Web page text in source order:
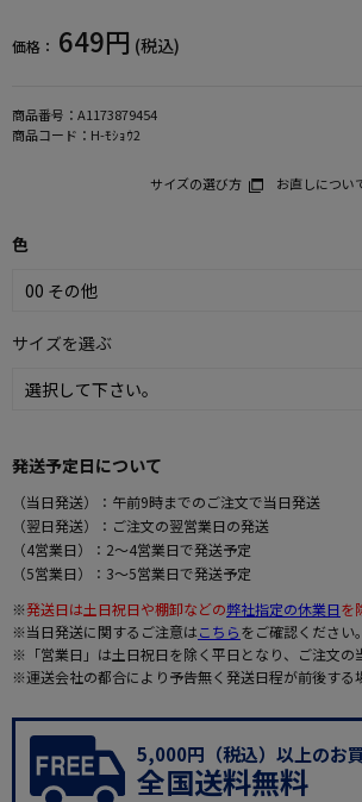
価格： 649円 (税込)
商品番号： A1173879454
商品コード： H-ﾓｼｮｳ2
サイズの選び方 お直しについ
色
サイズを選ぶ
発送予定日について
（当日発送）：午前9時までのご注文で当日発送
（翌日発送）：ご注文の翌営業日の発送
（4営業日）：2～4営業日で発送予定
（5営業日）：3～5営業日で発送予定
※発送日は土日祝日や棚卸などの弊社指定の休業日を
※当日発送に関するご注意はこちらをご確認ください。
※「営業日」は土日祝日を除く平日となり、ご注文の
※運送会社の都合により予告無く発送日程が前後する
5,000円（税込）以上のお
全国送料無料